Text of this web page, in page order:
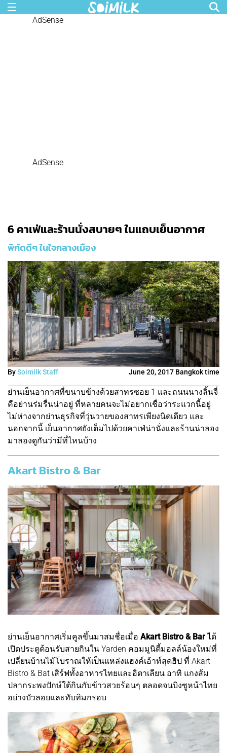
AdSense
AdSense
6 คาเฟ่และร้านนั่งสบายๆ ในแถบเย็นอากาศ
พิกัดดีๆ ในใจกลางเมือง
BySoimilk Staff June 20, 2017 Bangkok time
ย่านเย็นอากาศที่ขนาบข้างด้วยสาทรซอย 1 และถนนนางลิ้นจี่
คือย่านร่มรื่นน่าอยู่ ที่หลายคนจะไม่อยากเชื่อว่าระแวกนี้อยู่
ไม่ห่างจากย่านธุรกิจที่วุ่นวายของสาทรเพียงนิดเดียว และ
นอกจากนี้ เย็นอากาศยังเต็มไปด้วยคาเฟ่น่านั่งและร้านน่าลอง
มาลองดูกันว่ามีที่ไหนบ้าง
Akart Bistro & Bar
ย่านเย็นอากาศเริ่มคูลขึ้นมาสมชื่อเมื่อ Akart Bistro & Barได้
เปิดประตูต้อนรับสายกินใน Yarden คอมมูนิตี้มอลล์น้องใหม่ที่
เปลี่ยนบ้านไม้โบราณให้เป็นแหล่งแฮงค์เอ้าท์สุดฮิป ที่ Akart
Bistro & Bat เสิร์ฟทั้งอาหารไทยและอิตาเลียน อาทิ แกงส้ม
ปลากระพงปักษ์ใต้กินกับข้าวสวยร้อนๆ ตลอดจนบิงซูหน้าไทย
อย่างบัวลอยและทับทิมกรอบ